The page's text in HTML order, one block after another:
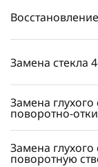
Замена стекла
Замена глухого
поворотно-
Замена глухого
поворотную